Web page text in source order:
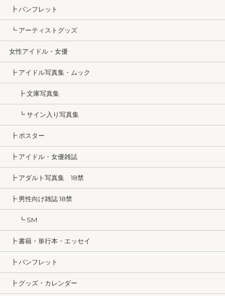
┣ パンフレット
┗ アーティストグッズ
女性アイドル・女優
┣ アイドル写真集・ムック
┣ 文庫写真集
┗ サイン入り写真集
┣ ポスター
┣ アイドル・女優雑誌
┣ アダルト写真集 18禁
┣ 男性向け雑誌 18禁
┗ SM
┣ 書籍・単行本・エッセイ
┣ パンフレット
┣ グッズ・カレンダー